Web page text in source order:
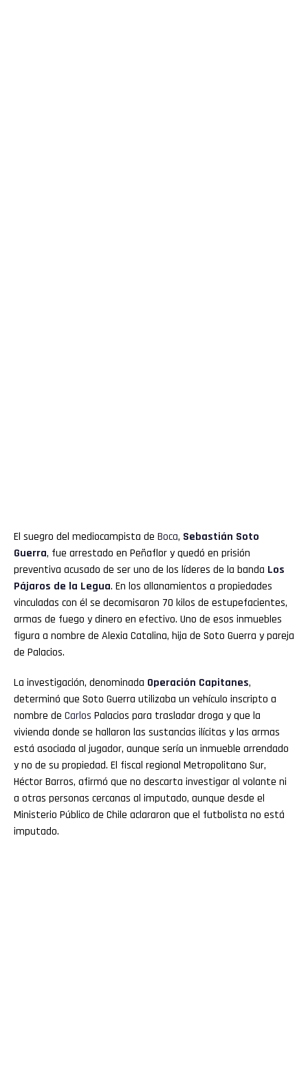
El suegro del mediocampista de Boca, Sebastián Soto
Guerra, fue arrestado en Peñaflor y quedó en prisión
preventiva acusado de ser uno de los líderes de la banda Los
Pájaros de la Legua. En los allanamientos a propiedades
vinculadas con él se decomisaron 70 kilos de estupefacientes,
armas de fuego y dinero en efectivo. Uno de esos inmuebles
figura a nombre de Alexia Catalina, hija de Soto Guerra y pareja
de Palacios.
La investigación, denominada Operación Capitanes,
determinó que Soto Guerra utilizaba un vehículo inscripto a
nombre de Carlos Palacios para trasladar droga y que la
vivienda donde se hallaron las sustancias ilícitas y las armas
está asociada al jugador, aunque sería un inmueble arrendado
y no de su propiedad. El fiscal regional Metropolitano Sur,
Héctor Barros, afirmó que no descarta investigar al volante ni
a otras personas cercanas al imputado, aunque desde el
Ministerio Público de Chile aclararon que el futbolista no está
imputado.